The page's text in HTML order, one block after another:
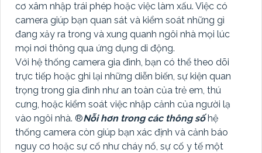
cơ xâm nhập trái phép hoặc việc làm xấu. Việc có
camera giúp bạn quan sát và kiểm soát những gì
đang xảy ra trong và xung quanh ngôi nhà mọi lúc
mọi nơi thông qua ứng dụng di động.
Với hệ thống camera gia đình, bạn có thể theo dõi
trực tiếp hoặc ghi lại những diễn biến, sự kiện quan
trọng trong gia đình như an toàn của trẻ em, thú
cưng, hoặc kiểm soát việc nhập cảnh của người lạ
vào ngôi nhà. ®️Nỗi hơn trong các thông sốhệ
thống camera còn giúp bạn xác định và cảnh báo
nguy cơ hoặc sự cố như cháy nổ, sự cố y tế một